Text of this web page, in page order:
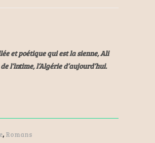
et poétique qui est la sienne, Ali
l’intime, l’Algérie d’aujourd’hui.
, Romans